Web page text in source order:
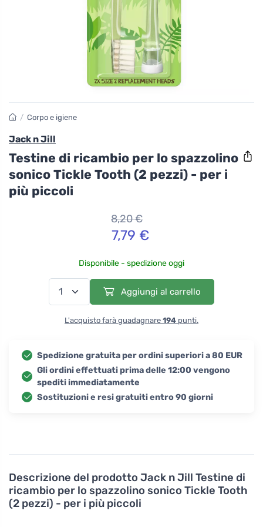
Descrizione del prodotto Jack n Jill Testine di
ricambio per lo spazzolino sonico Tickle Tooth
(2 pezzi) - per i più piccoli
/ Corpo e igiene
Jack n Jill
Testine di ricambio per lo spazzolino
sonico Tickle Tooth (2 pezzi) - per i
più piccoli
8,20 €
7,79 €
Disponibile - spedizione oggi
Aggiungi al carrello
L'acquisto farà guadagnare 194 punti.
Spedizione gratuita per ordini superiori a 80 EUR
Gli ordini effettuati prima delle 12:00 vengono
spediti immediatamente
Sostituzioni e resi gratuiti entro 90 giorni